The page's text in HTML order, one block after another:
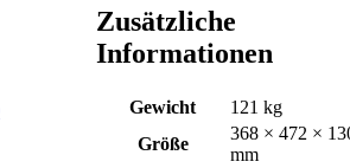
Zusätzliche
Informationen
Gewicht
121 kg
Größe
368 × 472 ×
mm